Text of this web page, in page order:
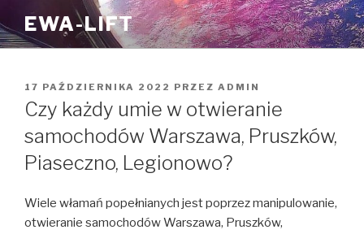
do
treści
EWA-LIFT
OPUBLIKOWANE
W
17 PAŹDZIERNIKA 2022 PRZEZ ADMIN
Czy każdy umie w otwieranie
samochodów Warszawa, Pruszków,
Piaseczno, Legionowo?
Wiele włamań popełnianych jest poprzez manipulowanie,
otwieranie samochodów Warszawa, Pruszków,